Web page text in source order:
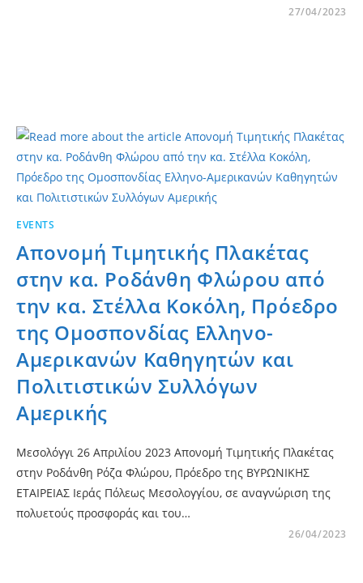
27/04/2023
EVENTS
Απονομή Τιμητικής Πλακέτας
στην κα. Ροδάνθη Φλώρου από
την κα. Στέλλα Κοκόλη, Πρόεδρο
της Ομοσπονδίας Ελληνο-
Αμερικανών Καθηγητών και
Πολιτιστικών Συλλόγων
Αμερικής
Μεσολόγγι 26 Απριλίου 2023 Απονομή Τιμητικής Πλακέτας
στην Ροδάνθη Ρόζα Φλώρου, Πρόεδρο της ΒΥΡΩΝΙΚΗΣ
ΕΤΑΙΡΕΙΑΣ Ιεράς Πόλεως Μεσολογγίου, σε αναγνώριση της
πολυετούς προσφοράς και του…
26/04/2023